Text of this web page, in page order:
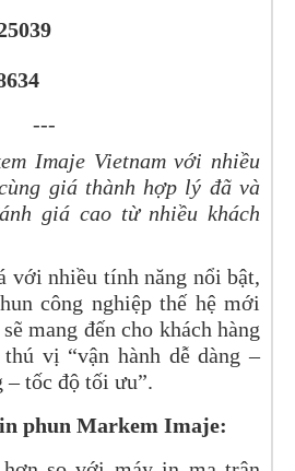
---
Imaje Vietnam với nhiều
giá thành hợp lý đã và
giá cao từ nhiều khách
với nhiều tính năng nổi bật,
công nghiệp thế hệ mới
mang đến cho khách hàng
vị “vận hành dễ dàng –
– tốc độ tối ưu”.
phun Markem Imaje: